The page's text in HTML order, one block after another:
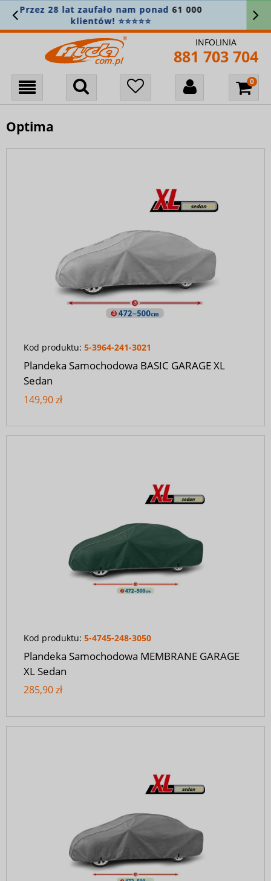
Zamówienie powyżej 400 zł?
bierzemy na siebie! 🚚
61 000
INFOLINIA
881 703 704
Optima
Kod produktu: 5-3964-241-3021
Plandeka Samochodowa BASIC GARAGE XL
Sedan
149,90 zł
Kod produktu: 5-4745-248-3050
Plandeka Samochodowa MEMBRANE GARAGE
XL Sedan
285,90 zł